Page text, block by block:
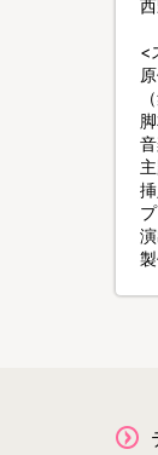
<